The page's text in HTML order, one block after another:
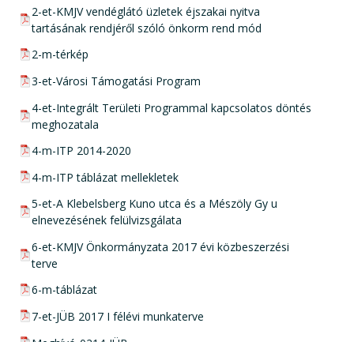
pdf csatolmány:
2-et-KMJV vendéglátó üzletek éjszakai nyitva
tartásának rendjéről szóló önkorm rend mód
pdf csatolmány:
2-m-térkép
pdf csatolmány:
3-et-Városi Támogatási Program
pdf csatolmány:
4-et-Integrált Területi Programmal kapcsolatos döntés
meghozatala
pdf csatolmány:
4-m-ITP 2014-2020
pdf csatolmány:
4-m-ITP táblázat mellekletek
pdf csatolmány:
5-et-A Klebelsberg Kuno utca és a Mészöly Gy u
elnevezésének felülvizsgálata
pdf csatolmány:
6-et-KMJV Önkormányzata 2017 évi közbeszerzési
terve
pdf csatolmány:
6-m-táblázat
pdf csatolmány:
7-et-JÜB 2017 I félévi munkaterve